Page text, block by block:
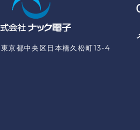
京都中央区日本橋久松町13-4